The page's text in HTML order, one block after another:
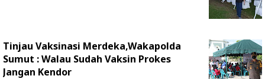
Tinjau Vaksinasi Merdeka,Wakapolda
Sumut : Walau Sudah Vaksin Prokes
Jangan Kendor